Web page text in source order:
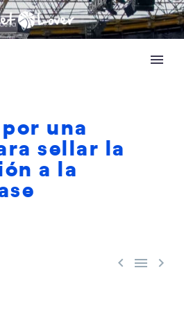
una
sellar la
a la
  